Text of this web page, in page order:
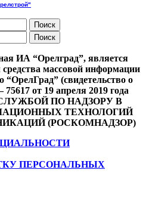
ИА “Орелград”, является
массовой информации
(свидетельство о
от 19 апреля 2019 года
ПО НАДЗОРУ В
ТЕХНОЛОГИЙ
(РОСКОМНАДЗОР)
ПЕРСОНАЛЬНЫХ